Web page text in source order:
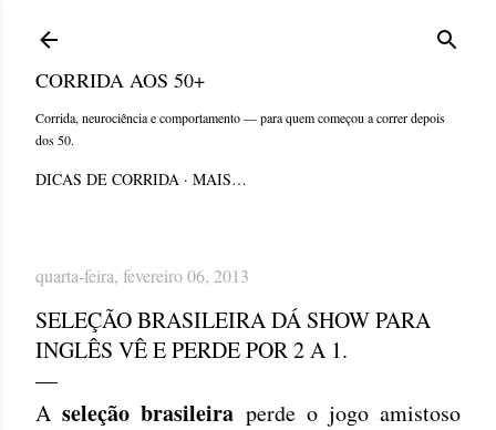
CORRIDA AOS 50+
Corrida, neurociência e comportamento — para quem começou a correr depois
dos 50.
DICAS DE CORRIDA MAIS…
quarta-feira, fevereiro 06, 2013
SELEÇÃO BRASILEIRA DÁ SHOW PARA
INGLÊS VÊ E PERDE POR 2 A 1.
Aseleção brasileira perde o jogo amistoso